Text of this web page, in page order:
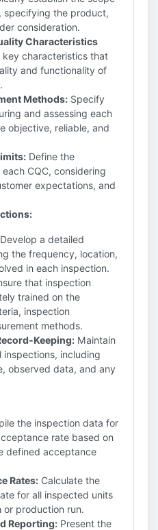
specifying the product,
consideration.
Characteristics
key characteristics that
and functionality of
Methods: Specify
and assessing each
objective, reliable, and
Define the
CQC, considering
expectations, and
Develop a detailed
the frequency, location,
in each inspection.
that inspection
trained on the
inspection
methods.
Keeping: Maintain
including
observed data, and any
the inspection data for
rate based on
defined acceptance
Rates: Calculate the
for all inspected units
production run.
Reporting: Present the